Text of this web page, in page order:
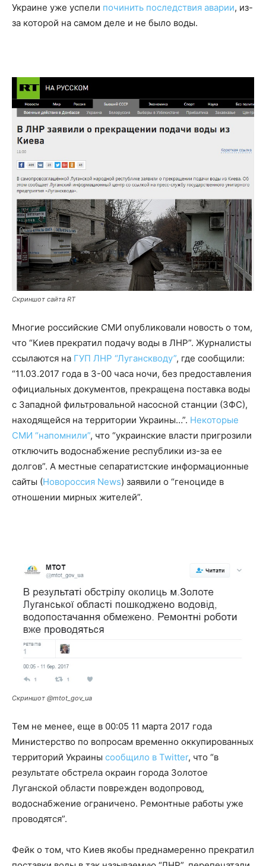
Украине уже успели починить последствия аварии, из-
за которой на самом деле и не было воды.
Скриншот сайта RT
Многие российские СМИ опубликовали новость о том,
что “Киев прекратил подачу воды в ЛНР”. Журналисты
ссылаются на ГУП ЛНР “Луганскводу”, где сообщили:
“11.03.2017 года в 3-00 часа ночи, без предоставления
официальных документов, прекращена поставка воды
с Западной фильтровальной насосной станции (ЗФС),
находящейся на территории Украины…”. Некоторые
СМИ “напомнили”, что “украинские власти пригрозили
отключить водоснабжение республики из-за ее
долгов”. А местные сепаратистские информационные
сайты (Новороссия News) заявили о “геноциде в
отношении мирных жителей”.
Скриншот @mtot_gov_ua
Тем не менее, еще в 00:05 11 марта 2017 года
Министерство по вопросам временно оккупированных
территорий Украины сообщило в Twitter, что “в
результате обстрела окраин города Золотое
Луганской области поврежден водопровод,
водоснабжение ограничено. Ремонтные работы уже
проводятся”.
Фейк о том, что Киев якобы преднамеренно прекратил